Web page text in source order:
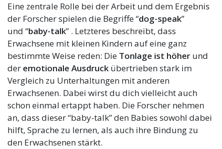
Eine zentrale Rolle bei der Arbeit und dem Ergebnis
der Forscher spielen die Begriffe “dog-speak”
und “baby-talk” . Letzteres beschreibt, dass
Erwachsene mit kleinen Kindern auf eine ganz
bestimmte Weise reden: Die Tonlage ist höher und
der emotionale Ausdruck übertrieben stark im
Vergleich zu Unterhaltungen mit anderen
Erwachsenen. Dabei wirst du dich vielleicht auch
schon einmal ertappt haben. Die Forscher nehmen
an, dass dieser “baby-talk” den Babies sowohl dabei
hilft, Sprache zu lernen, als auch ihre Bindung zu
den Erwachsenen stärkt.